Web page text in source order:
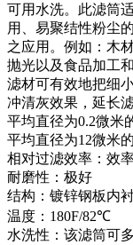
可用水洗。此滤筒
用、易聚结性粉尘
之应用。例如：木
抛光以及食品加工
滤材可有效地把细
冲清灰效果，延长
平均直径为0.2微
平均直径为12微米
相对过滤效率：效率
耐磨性：极好
结构：镀锌钢板内
温度：180F/82℃
水洗性：该滤筒可